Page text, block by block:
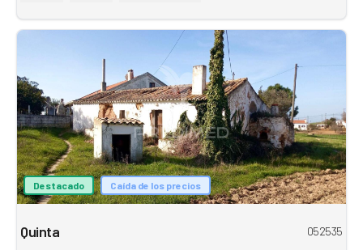
Destacado Caída de los precios
Quinta 052535